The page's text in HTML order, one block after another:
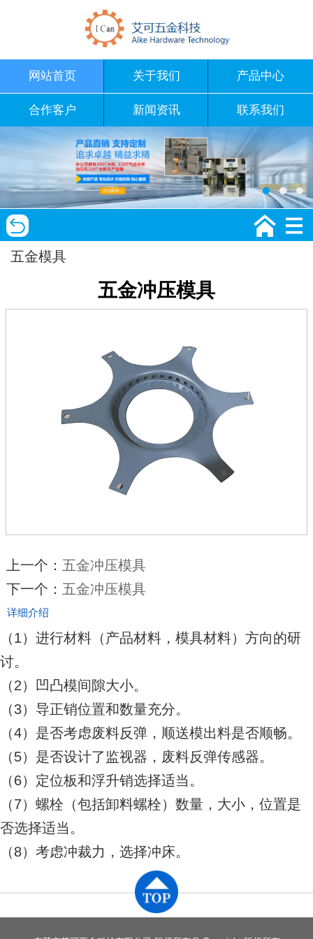
网站首页 关于我们 产品中心
合作客户 新闻资讯 联系我们
五金模具
五金冲压模具
上一个： 五金冲压模具
下一个： 五金冲压模具
详细介绍
（1）进行材料（产品材料，模具材料）方向的研
讨。
（2）凹凸模间隙大小。
（3）导正销位置和数量充分。
（4）是否考虑废料反弹，顺送模出料是否顺畅。
（5）是否设计了监视器，废料反弹传感器。
（6）定位板和浮升销选择适当。
（7）螺栓（包括卸料螺栓）数量，大小，位置是
否选择适当。
（8）考虑冲裁力，选择冲床。